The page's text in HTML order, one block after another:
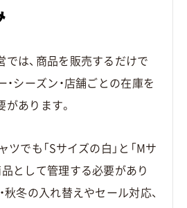
では、商品を販売するだけで
・シーズン・店舗ごとの在庫を
あります。
ツでも「Sサイズの白」と「Mサ
品として管理する必要があり
秋冬の入れ替えやセール対応、